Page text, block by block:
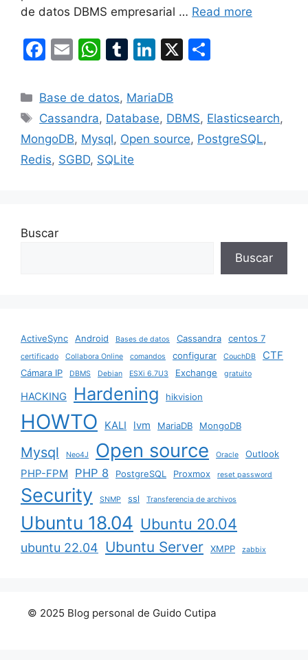
de datos DBMS empresarial … Read more
F
c
e
b
o
E
ai
l
W
at
s
A
p
T
m
bl
r
Li
k
e
dI
X
e
Categories
Base de datos, MariaDB
Tags
Cassandra, Database, DBMS, Elasticsearch,
MongoDB, Mysql, Open source, PostgreSQL,
Redis, SGBD, SQLite
Buscar
Buscar
ActiveSync Android Bases de datos Cassandra centos 7
certificado Collabora Online comandos configurar CouchDB CTF
Cámara IP DBMS Debian ESXi 6.7U3 Exchange gratuito
HACKING Hardening hikvision
HOWTO KALI lvm MariaDB MongoDB
Mysql Neo4J Open source Oracle Outlook
PHP-FPM PHP 8 PostgreSQL Proxmox reset password
Security SNMP ssl Transferencia de archivos
Ubuntu 18.04 Ubuntu 20.04
ubuntu 22.04 Ubuntu Server XMPP zabbix